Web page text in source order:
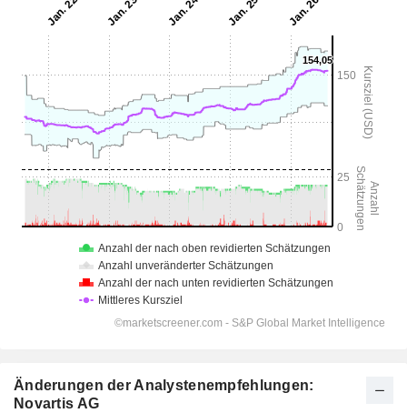
Änderungen der Analystenempfehlungen:
Novartis AG